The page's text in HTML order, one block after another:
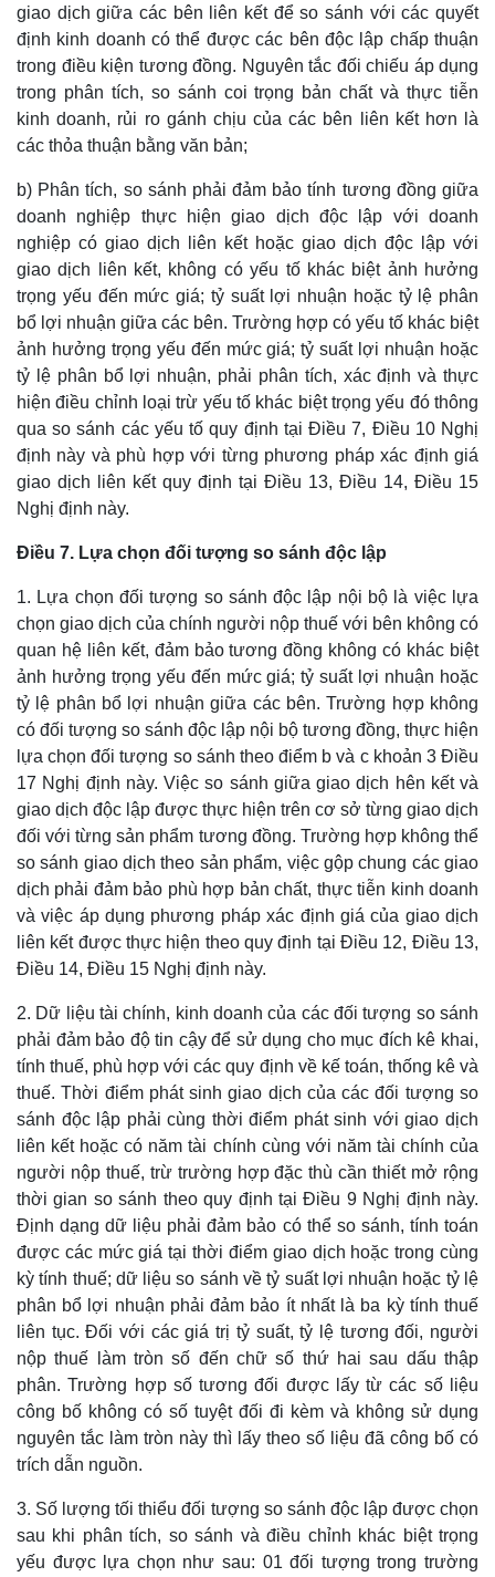
giao dịch giữa các bên liên kết để so sánh với các quyết
định kinh doanh có thể được các bên độc lập chấp thuận
trong điều kiện tương đồng. Nguyên tắc đối chiếu áp dụng
trong phân tích, so sánh coi trọng bản chất và thực tiễn
kinh doanh, rủi ro gánh chịu của các bên liên kết hơn là
các thỏa thuận bằng văn bản;
b) Phân tích, so sánh phải đảm bảo tính tương đồng giữa
doanh nghiệp thực hiện giao dịch độc lập với doanh
nghiệp có giao dịch liên kết hoặc giao dịch độc lập với
giao dịch liên kết, không có yếu tố khác biệt ảnh hưởng
trọng yếu đến mức giá; tỷ suất lợi nhuận hoặc tỷ lệ phân
bổ lợi nhuận giữa các bên. Trường hợp có yếu tố khác biệt
ảnh hưởng trọng yếu đến mức giá; tỷ suất lợi nhuận hoặc
tỷ lệ phân bổ lợi nhuận, phải phân tích, xác định và thực
hiện điều chỉnh loại trừ yếu tố khác biệt trọng yếu đó thông
qua so sánh các yếu tố quy định tại Điều 7, Điều 10 Nghị
định này và phù hợp với từng phương pháp xác định giá
giao dịch liên kết quy định tại Điều 13, Điều 14, Điều 15
Nghị định này.
Điều 7. Lựa chọn đối tượng so sánh độc lập
1. Lựa chọn đối tượng so sánh độc lập nội bộ là việc lựa
chọn giao dịch của chính người nộp thuế với bên không có
quan hệ liên kết, đảm bảo tương đồng không có khác biệt
ảnh hưởng trọng yếu đến mức giá; tỷ suất lợi nhuận hoặc
tỷ lệ phân bổ lợi nhuận giữa các bên. Trường hợp không
có đối tượng so sánh độc lập nội bộ tương đồng, thực hiện
lựa chọn đối tượng so sánh theo điểm b và c khoản 3 Điều
17 Nghị định này. Việc so sánh giữa giao dịch hên kết và
giao dịch độc lập được thực hiện trên cơ sở từng giao dịch
đối với từng sản phẩm tương đồng. Trường hợp không thể
so sánh giao dịch theo sản phẩm, việc gộp chung các giao
dịch phải đảm bảo phù hợp bản chất, thực tiễn kinh doanh
và việc áp dụng phương pháp xác định giá của giao dịch
liên kết được thực hiện theo quy định tại Điều 12, Điều 13,
Điều 14, Điều 15 Nghị định này.
2. Dữ liệu tài chính, kinh doanh của các đối tượng so sánh
phải đảm bảo độ tin cậy để sử dụng cho mục đích kê khai,
tính thuế, phù hợp với các quy định về kế toán, thống kê và
thuế. Thời điểm phát sinh giao dịch của các đối tượng so
sánh độc lập phải cùng thời điểm phát sinh với giao dịch
liên kết hoặc có năm tài chính cùng với năm tài chính của
người nộp thuế, trừ trường hợp đặc thù cần thiết mở rộng
thời gian so sánh theo quy định tại Điều 9 Nghị định này.
Định dạng dữ liệu phải đảm bảo có thể so sánh, tính toán
được các mức giá tại thời điểm giao dịch hoặc trong cùng
kỳ tính thuế; dữ liệu so sánh về tỷ suất lợi nhuận hoặc tỷ lệ
phân bổ lợi nhuận phải đảm bảo ít nhất là ba kỳ tính thuế
liên tục. Đối với các giá trị tỷ suất, tỷ lệ tương đối, người
nộp thuế làm tròn số đến chữ số thứ hai sau dấu thập
phân. Trường hợp số tương đối được lấy từ các số liệu
công bố không có số tuyệt đối đi kèm và không sử dụng
nguyên tắc làm tròn này thì lấy theo số liệu đã công bố có
trích dẫn nguồn.
3. Số lượng tối thiểu đối tượng so sánh độc lập được chọn
sau khi phân tích, so sánh và điều chỉnh khác biệt trọng
yếu được lựa chọn như sau: 01 đối tượng trong trường